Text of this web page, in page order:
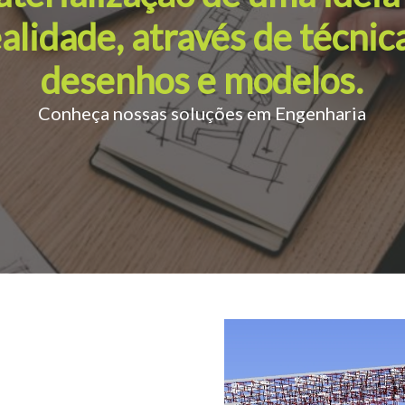
através de
desenhos e modelos.
Conheça nossas soluções em Engenharia